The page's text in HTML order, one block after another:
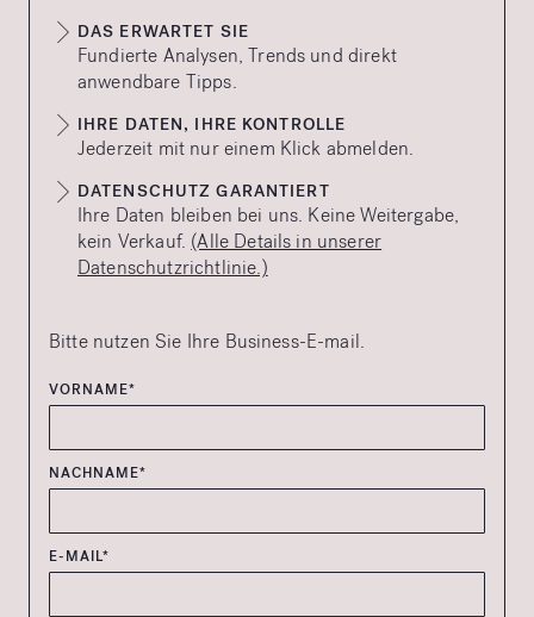
DAS ERWARTET SIE
Fundierte Analysen, Trends und direkt
anwendbare Tipps.
IHRE DATEN, IHRE KONTROLLE
Jederzeit mit nur einem Klick abmelden.
DATENSCHUTZ GARANTIERT
Ihre Daten bleiben bei uns. Keine Weitergabe,
kein Verkauf. (Alle Details in unserer
Datenschutzrichtlinie.)
Bitte nutzen Sie Ihre Business-E-mail.
VORNAME*
NACHNAME*
E-MAIL*